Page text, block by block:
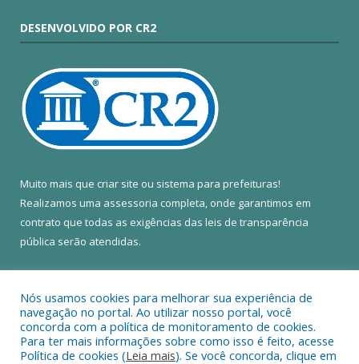
DESENVOLVIDO POR CR2
Muito mais que criar site ou sistema para prefeituras!
Realizamos uma assessoria completa, onde garantimos em
contrato que todas as exigências das leis de transparência
pública serão atendidas.
Nós usamos cookies para melhorar sua experiência de
navegação no portal. Ao utilizar nosso portal, você
concorda com a política de monitoramento de cookies.
Para ter mais informações sobre como isso é feito, acesse
Política de cookies (Leia mais). Se você concorda, clique em